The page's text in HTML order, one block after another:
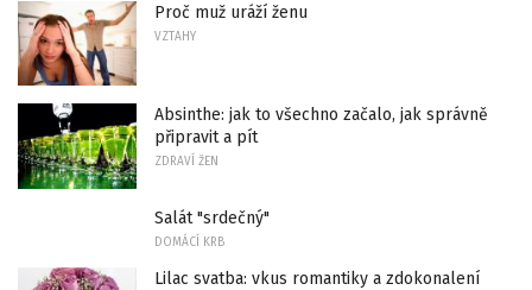
Proč muž uráží ženu
VZTAHY
Absinthe: jak to všechno začalo, jak správně
připravit a pít
ZDRAVÍ ŽEN
Salát "srdečný"
DOMÁCÍ KRB
Lilac svatba: vkus romantiky a zdokonalení